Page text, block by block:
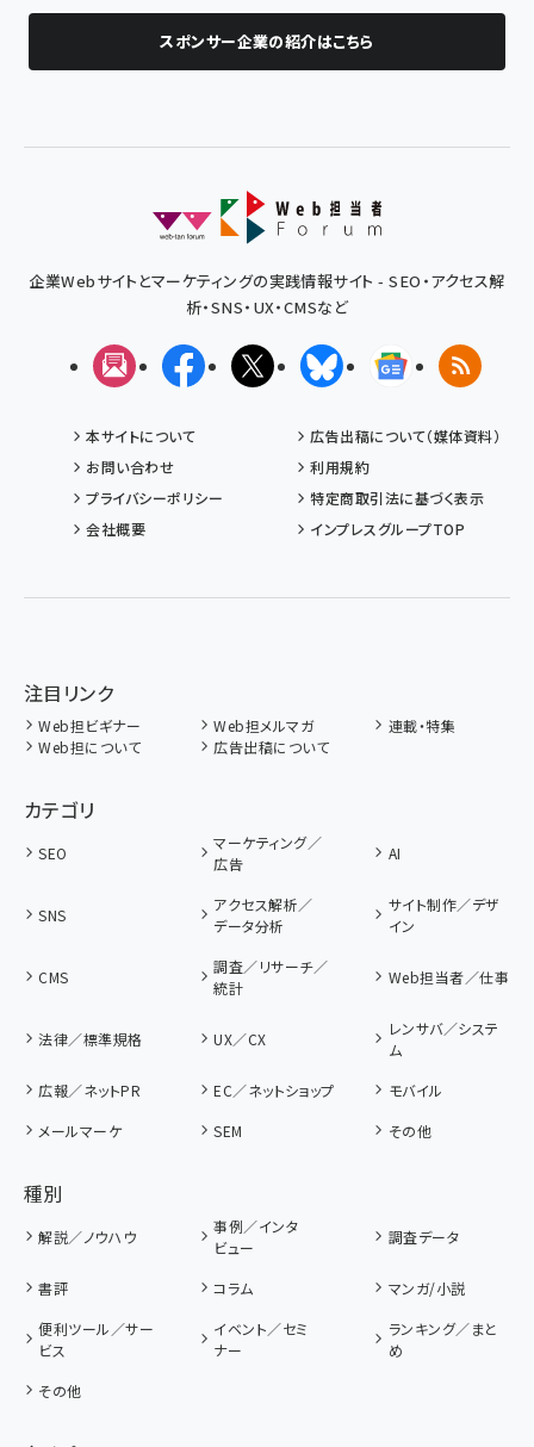
スポンサー企業の紹介はこちら
企業Webサイトとマーケティングの実践情報サイト - SEO・アクセス解
析・SNS・UX・CMSなど
メルマガFacebookX(エックス)BlueskyGoogleニュ
RSS
本サイトについて
広告出稿について（媒体資料）
お問い合わせ
利用規約
プライバシーポリシー
特定商取引法に基づく表示
会社概要
インプレスグループTOP
注目リンク
Web担ビギナー Web担メルマガ
連載・特集
Web担について
広告出稿について
カテゴリ
SEO
マーケティング／
広告
AI
SNS
アクセス解析／
データ分析
サイト制作／デザ
イン
CMS
調査／リサーチ／
統計
Web担当者／仕事
法律／標準規格 UX／CX
レンサバ／システ
ム
広報／ネットPR
EC／ネットショップ
モバイル
メールマーケ
SEM その他
種別
解説／ノウハウ
事例／インタ
ビュー
調査データ
書評 コラム
マンガ/小説
便利ツール／サー
ビス
イベント／セミ
ナー
ランキング／まと
め
その他